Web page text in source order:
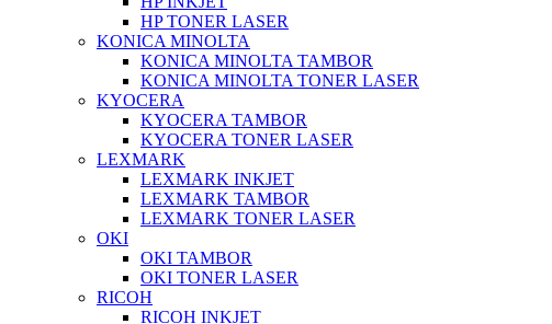
HP TONER LASER
KONICA MINOLTA
KONICA MINOLTA TAMBOR
KONICA MINOLTA TONER LASER
KYOCERA
KYOCERA TAMBOR
KYOCERA TONER LASER
LEXMARK
LEXMARK INKJET
LEXMARK TAMBOR
LEXMARK TONER LASER
OKI
OKI TAMBOR
OKI TONER LASER
RICOH
RICOH INKJET